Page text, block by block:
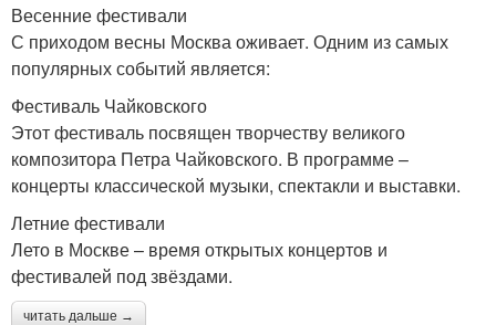
Весенние фестивали
С приходом весны Москва оживает. Одним из самых
популярных событий является:
Фестиваль Чайковского
Этот фестиваль посвящен творчеству великого
композитора Петра Чайковского. В программе –
концерты классической музыки, спектакли и выставки.
Летние фестивали
Лето в Москве – время открытых концертов и
фестивалей под звёздами.
читать дальше →